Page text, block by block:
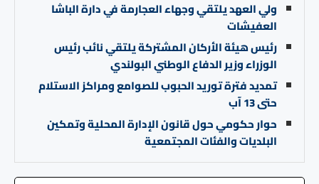
ولي العهد يلتقي وجهاء العجارمة في دارة الباشا
العفيشات
رئيس هيئة الأركان المشتركة يلتقي نائب رئيس
الوزراء وزير الدفاع الوطني البولندي
تمديد فترة توريد الحبوب للصوامع ومراكز الاستلام
حتى 13 آب
حوار حكومي حول قانون الإدارة المحلية وتمكين
البلديات والفئات المجتمعية